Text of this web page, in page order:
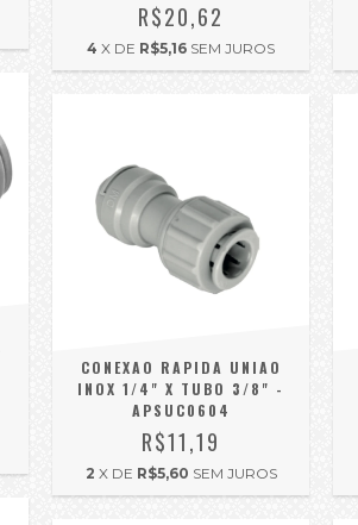
R$20,62
4 X DE R$5,16 SEM JUROS
CONEXAO RAPIDA UNIAO
INOX 1/4" X TUBO 3/8" -
APSUC0604
R$11,19
2 X DE R$5,60 SEM JUROS